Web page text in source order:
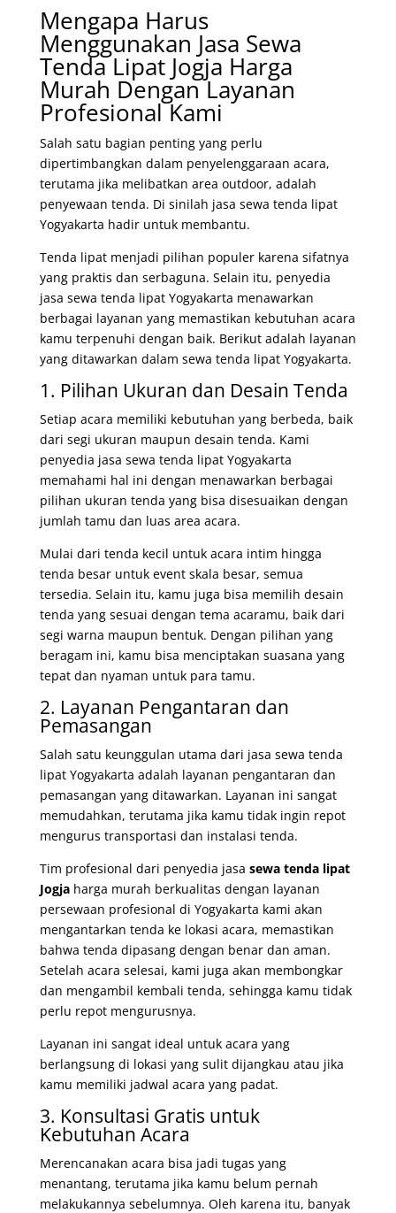
Mengapa Harus
Menggunakan Jasa Sewa
Tenda Lipat Jogja Harga
Murah Dengan Layanan
Profesional Kami
Salah satu bagian penting yang perlu
dipertimbangkan dalam penyelenggaraan acara,
terutama jika melibatkan area outdoor, adalah
penyewaan tenda. Di sinilah jasa sewa tenda lipat
Yogyakarta hadir untuk membantu.
Tenda lipat menjadi pilihan populer karena sifatnya
yang praktis dan serbaguna. Selain itu, penyedia
jasa sewa tenda lipat Yogyakarta menawarkan
berbagai layanan yang memastikan kebutuhan acara
kamu terpenuhi dengan baik. Berikut adalah layanan
yang ditawarkan dalam sewa tenda lipat Yogyakarta.
1. Pilihan Ukuran dan Desain Tenda
Setiap acara memiliki kebutuhan yang berbeda, baik
dari segi ukuran maupun desain tenda. Kami
penyedia jasa sewa tenda lipat Yogyakarta
memahami hal ini dengan menawarkan berbagai
pilihan ukuran tenda yang bisa disesuaikan dengan
jumlah tamu dan luas area acara.
Mulai dari tenda kecil untuk acara intim hingga
tenda besar untuk event skala besar, semua
tersedia. Selain itu, kamu juga bisa memilih desain
tenda yang sesuai dengan tema acaramu, baik dari
segi warna maupun bentuk. Dengan pilihan yang
beragam ini, kamu bisa menciptakan suasana yang
tepat dan nyaman untuk para tamu.
2. Layanan Pengantaran dan
Pemasangan
Salah satu keunggulan utama dari jasa sewa tenda
lipat Yogyakarta adalah layanan pengantaran dan
pemasangan yang ditawarkan. Layanan ini sangat
memudahkan, terutama jika kamu tidak ingin repot
mengurus transportasi dan instalasi tenda.
Tim profesional dari penyedia jasa sewa tenda lipat
Jogjaharga murah berkualitas dengan layanan
persewaan profesional di Yogyakarta kami akan
mengantarkan tenda ke lokasi acara, memastikan
bahwa tenda dipasang dengan benar dan aman.
Setelah acara selesai, kami juga akan membongkar
dan mengambil kembali tenda, sehingga kamu tidak
perlu repot mengurusnya.
Layanan ini sangat ideal untuk acara yang
berlangsung di lokasi yang sulit dijangkau atau jika
kamu memiliki jadwal acara yang padat.
3. Konsultasi Gratis untuk
Kebutuhan Acara
Merencanakan acara bisa jadi tugas yang
menantang, terutama jika kamu belum pernah
melakukannya sebelumnya. Oleh karena itu, banyak